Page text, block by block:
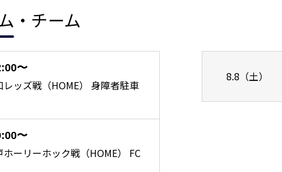
・チーム
〜
ッズ戦（HOME） 身障者駐車
〜
ーリーホック戦（HOME） FC
8.8（土）